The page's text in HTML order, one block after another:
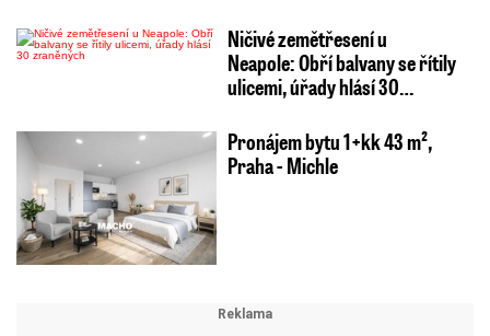
Ničivé zemětřesení u
Neapole: Obří balvany se řítily
ulicemi, úřady hlásí 30…
Pronájem bytu 1+kk 43 m²,
Praha - Michle